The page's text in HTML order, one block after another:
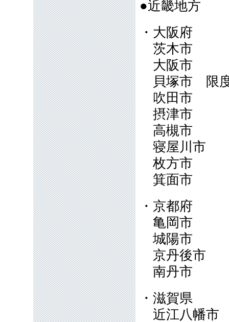
●近畿地方
・大阪府
茨木市
大阪市
貝塚市 限
吹田市
摂津市
高槻市
寝屋川市
枚方市
箕面市
・京都府
亀岡市
城陽市
京丹後市
南丹市
・滋賀県
近江八幡